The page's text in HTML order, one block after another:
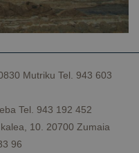
Mutriku Tel. 943 603
Tel. 943 192 452
10. 20700 Zumaia
96
Proveedor /
Dominio
Vencimiento
CookieScript
1 año